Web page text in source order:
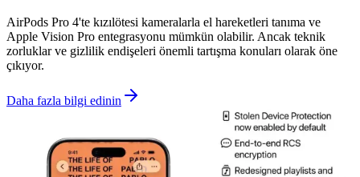
AirPods Pro 4'te kızılötesi kameralarla el hareketleri tanıma ve
Apple Vision Pro entegrasyonu mümkün olabilir. Ancak teknik
zorluklar ve gizlilik endişeleri önemli tartışma konuları olarak öne
çıkıyor.
Daha fazla bilgi edinin